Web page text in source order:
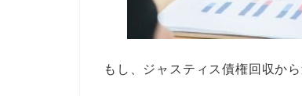
もし、ジャスティス債権回収か